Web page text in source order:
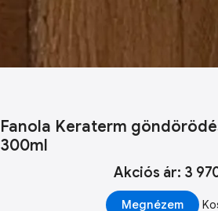
Fanola Keraterm
300ml
Akciós ár: 3
Megnézem